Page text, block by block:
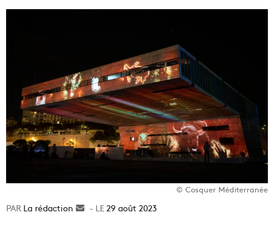
© Cosquer Méditerranée
La rédaction
Envoyer29 août 2023